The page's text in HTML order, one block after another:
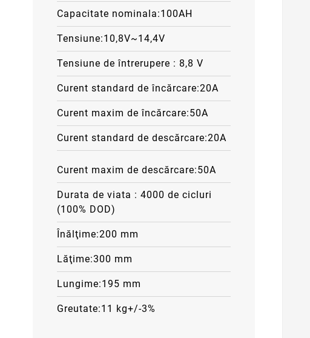
Capacitate nominala:100AH
Tensiune:10,8V~14,4V
Tensiune de întrerupere : 8,8 V
Curent standard de încărcare:20A
Curent maxim de încărcare:50A
Curent standard de descărcare:20A
Curent maxim de descărcare:50A
Durata de viata : 4000 de cicluri
(100% DOD)
Înălţime:200 mm
Lăţime:300 mm
Lungime:195 mm
Greutate:11 kg+/-3%